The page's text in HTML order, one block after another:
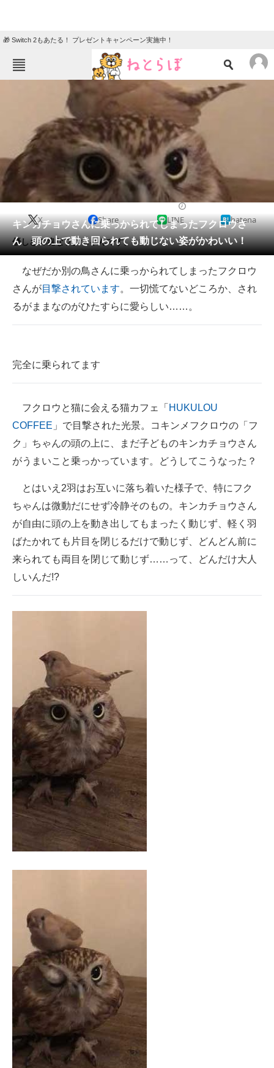
🎁 Switch 2もあたる！ プレゼントキャンペーン実施中！
ねとらぼメニュー
ニュース
クイズ
グルメ 地域
住まい 教育・育児
リサーチ
会員記事
メディア
注目記事を集めた総合ページ
ITの今と未来を見通す
スマホと通信の最新トレンド
ビジネスと働き方のヒント
AI活用のいまが分かる
企業ITのトレンドを詳説
経営リーダーのコミュニティ
マーケ×ITの今がよく分かる
ITエンジニア向け専門サイト
企業向けIT製品の総合サイト
エレクトロニクス専門サイト
電子設計の基本と応用
エネルギーの専門メディア
建設×テクノロジーの最前線
ちょっと気になるネットの話題
キンカチョウさんに乗っかられてしまったフクロウさ
ん 頭の上で動き回られても動じない姿がかわいい！
X Share LINE hatena
優しさの塊なフクちゃんです。
なぜだか別の鳥さんに乗っかられてしまったフクロウ
さんが目撃されています。一切慌てないどころか、され
るがままなのがひたすらに愛らしい……。
完全に乗られてます
フクロウと猫に会える猫カフェ「 HUKULOU
COFFEE 」で目撃された光景。コキンメフクロウの「フ
ク」ちゃんの頭の上に、まだ子どものキンカチョウさん
がうまいこと乗っかっています。どうしてこうなった？
とはいえ2羽はお互いに落ち着いた様子で、特にフク
ちゃんは微動だにせず冷静そのもの。キンカチョウさん
が自由に頭の上を動き出してもまったく動じず、軽く羽
ばたかれても片目を閉じるだけで動じず、どんどん前に
来られても両目を閉じて動じず……って、どんだけ大人
しいんだ!?